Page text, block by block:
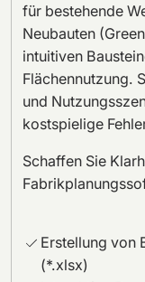
für bestehende
Neubauten
intuitiven
Flächennutzung.
und
kostspielige
Schaffen Sie
Erstellung von
(*.xlsx)